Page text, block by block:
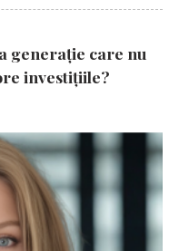
generație care nu
investițiile?